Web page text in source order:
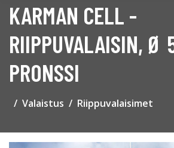
KARMAN CELL -
RIIPPUVALAISIN, Ø
PRONSSI
Valaistus Riippuvalaisimet